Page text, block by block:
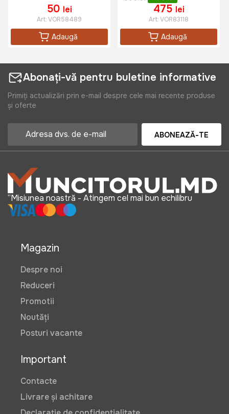
50 lei
Art:VOR58489
Adaugă
475 lei
Art:VOR83118
Adaugă
Abonați-vă pentru buletine informative
Primiți actualizări prin e-mail despre cele mai recente produse
și oferte
ABONEAZĂ-TE
“Misiunea noastră - Atingem cel mai bun echilibru
Magazin
Despre noi
Reduceri
Promotii
Noutăți
Posturi vacante
Important
Contacte
Livrare și achitare